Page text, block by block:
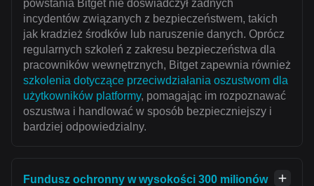
powstania Bitget nie doświadczył żadnych
incydentów związanych z bezpieczeństwem, takich
jak kradzież środków lub naruszenie danych. Oprócz
regularnych szkoleń z zakresu bezpieczeństwa dla
pracowników wewnętrznych, Bitget zapewnia również
szkolenia dotyczące przeciwdziałania oszustwom dla
użytkowników platformy, pomagając im rozpoznawać
oszustwa i handlować w sposób bezpieczniejszy i
bardziej odpowiedzialny.
Fundusz ochronny w wysokości 300 milionów